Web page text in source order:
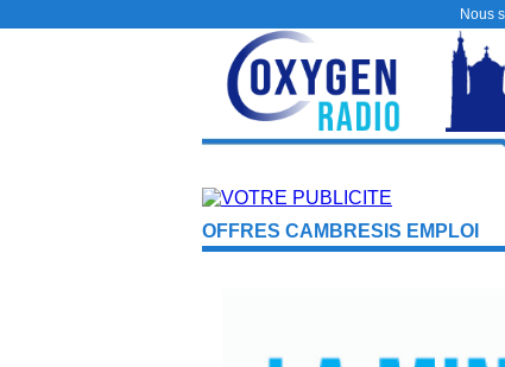
Nous
OFFRES CAMBRESIS EMPLOI